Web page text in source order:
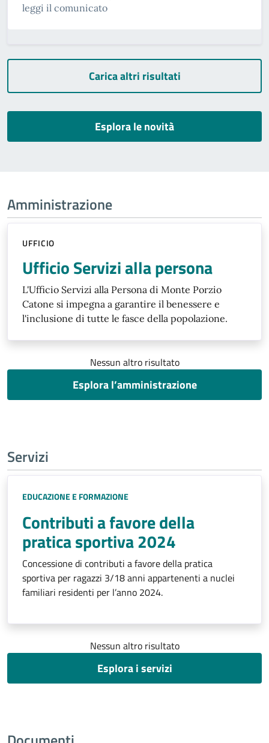
leggi il comunicato
Carica altri risultati
Esplora le novità
Amministrazione
UFFICIO
Ufficio Servizi alla persona
L'Ufficio Servizi alla Persona di Monte Porzio
Catone si impegna a garantire il benessere e
l'inclusione di tutte le fasce della popolazione.
Nessun altro risultato
Esplora l’amministrazione
Servizi
EDUCAZIONE E FORMAZIONE
Contributi a favore della
pratica sportiva 2024
Concessione di contributi a favore della pratica
sportiva per ragazzi 3/18 anni appartenenti a nuclei
familiari residenti per l’anno 2024.
Nessun altro risultato
Esplora i servizi